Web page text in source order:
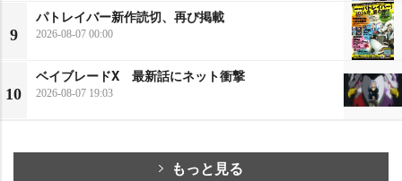
9
パトレイバー新作読切、再び掲載
2026-08-07 00:00
10
ベイブレードX 最新話にネット衝撃
2026-08-07 19:03
もっと見る